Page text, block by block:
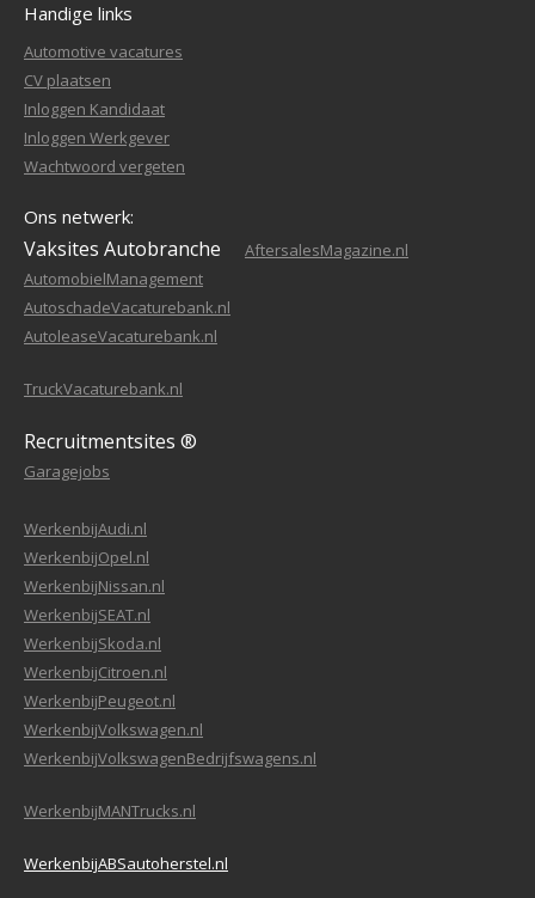
Handige links
Automotive vacatures
CV plaatsen
Inloggen Kandidaat
Inloggen Werkgever
Wachtwoord vergeten
Ons netwerk:
Vaksites Autobranche
AftersalesMagazine.nl
AutomobielManagement
AutoschadeVacaturebank.nl
AutoleaseVacaturebank.nl
TruckVacaturebank.nl
Recruitmentsites ®
Garagejobs
WerkenbijAudi.nl
WerkenbijOpel.nl
WerkenbijNissan.nl
WerkenbijSEAT.nl
WerkenbijSkoda.nl
WerkenbijCitroen.nl
WerkenbijPeugeot.nl
WerkenbijVolkswagen.nl
WerkenbijVolkswagenBedrijfswagens.nl
WerkenbijMANTrucks.nl
WerkenbijABSautoherstel.nl